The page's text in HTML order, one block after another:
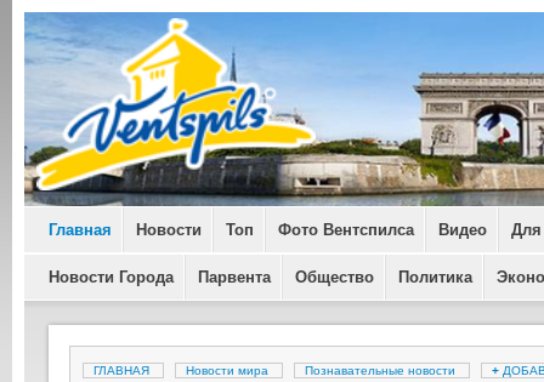
Главная Новости Топ Фото Вентспилса Видео Для
Новости Города Парвента Общество Политика
ГЛАВНАЯ Новости мира Познавательные новости +